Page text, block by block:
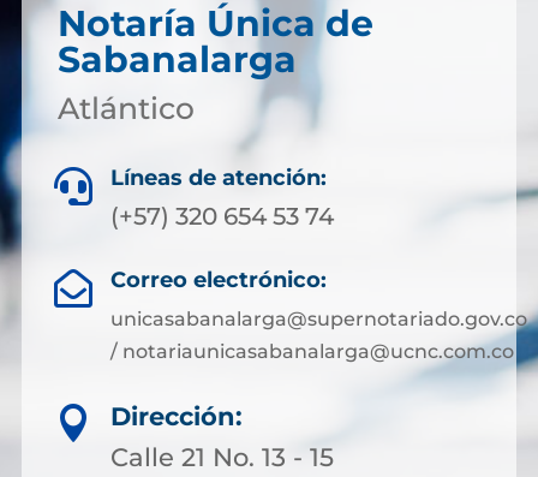
Notaría Única de
Sabanalarga
Atlántico
 Líneas de atención:
(+57) 320 654 53 74
 Correo electrónico:
unicasabanalarga@supernotariado.gov.co
/ notariaunicasabanalarga@ucnc.com.co

Dirección:
Calle 21 No. 13 - 15